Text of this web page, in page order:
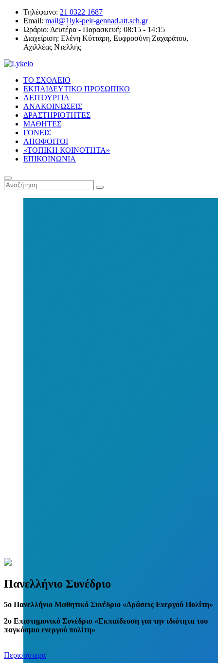
Τηλέφωνο: 21 0322 1687
Email: mail@1lyk-peir-gennad.att.sch.gr
Ωράριο: Δευτέρα - Παρασκευή: 08:15 - 14:15
Διαχείριση: Ελένη Κύτταρη, Ευφροσύνη Ζαχαράτου,
Αχιλλέας Ντελλής
ΤΟ ΣΧΟΛΕΙΟ
ΕΚΠΑΙΔΕΥΤΙΚΟ ΠΡΟΣΩΠΙΚΟ
ΛΕΙΤΟΥΡΓΙΑ
ΑΝΑΚΟΙΝΩΣΕΙΣ
ΔΡΑΣΤΗΡΙΟΤΗΤΕΣ
ΜΑΘΗΤΕΣ
ΓΟΝΕΙΣ
ΑΠΟΦΟΙΤΟΙ
«ΤΟΠΙΚΗ ΚΟΙΝΟΤΗΤΑ»
ΕΠΙΚΟΙΝΩΝΙΑ
Πανελλήνιο Συνέδριο
5o Πανελλήνιο Μαθητικό Συνέδριο «Δράσεις Ενεργού Πολίτη»
2ο Επιστημονικό Συνέδριο «Εκπαίδευση για την ιδιότητα του
παγκόσμιο ενεργού πολίτη»
Περισσότερα